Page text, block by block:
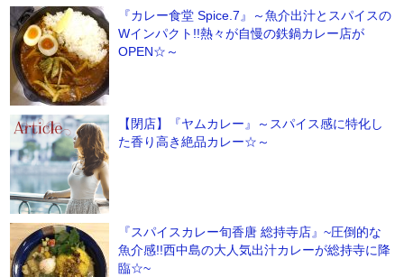
『カレー食堂 Spice.7』～魚介出汁とスパイスの
Wインパクト!!熱々が自慢の鉄鍋カレー店が
OPEN☆～
【閉店】『ヤムカレー』～スパイス感に特化し
た香り高き絶品カレー☆～
『スパイスカレー旬香唐 総持寺店』~圧倒的な
魚介感!!西中島の大人気出汁カレーが総持寺に降
臨☆~